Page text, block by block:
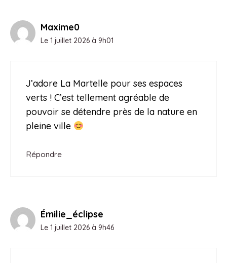
Maxime0
Le 1 juillet 2026 à 9h01
J’adore La Martelle pour ses espaces
verts ! C’est tellement agréable de
pouvoir se détendre près de la nature en
pleine ville
Répondre
Émilie_éclipse
Le 1 juillet 2026 à 9h46